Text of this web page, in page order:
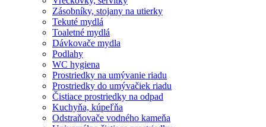
Zásobníky, stojany na utierky
Tekuté mydlá
Toaletné mydlá
Dávkovače mydla
Podlahy
WC hygiena
Prostriedky na umývanie riadu
Prostriedky do umývačiek riadu
Čistiace prostriedky na odpad
Kuchyňa, kúpeľňa
Odstraňovače vodného kameňa